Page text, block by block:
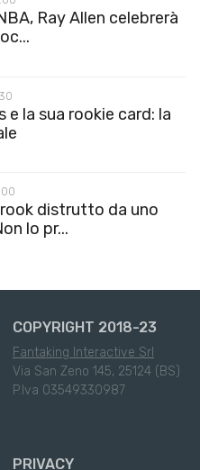
Ray Allen celebrerà
e la sua rookie card: la
distrutto da uno
lo pr...
COPYRIGHT 2018-23
Fantaking Interactive Srl
Via San Zeno 145, 25124 (BS)
P.Iva 03549330987
PRIVACY